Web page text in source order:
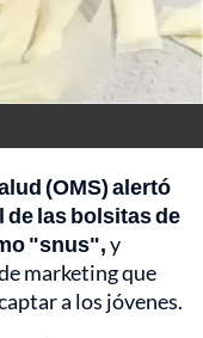
(OMS) alertó
las bolsitas de
"snus",y
marketing que
a los jóvenes.